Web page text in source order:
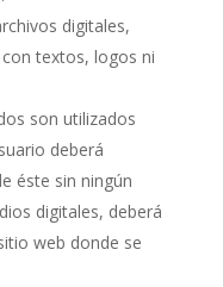
digitales,
textos, logos ni
son utilizados
deberá
éste sin ningún
digitales, deberá
web donde se